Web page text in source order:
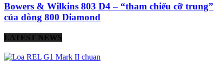
Bowers & Wilkins 803 D4 – “tham chiếu cỡ trung”
của dòng 800 Diamond
LATEST NEWS